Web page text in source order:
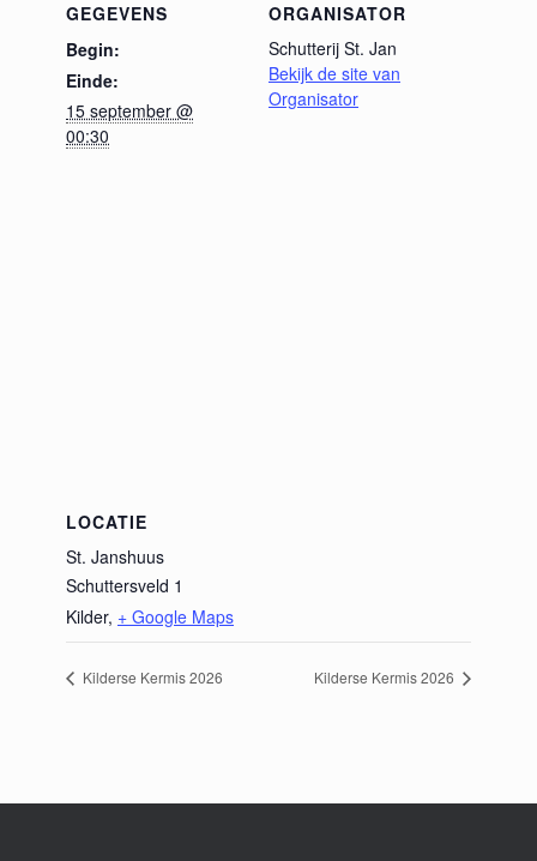
GEGEVENS
Begin:
Einde:
15 september @
00:30
ORGANISATOR
Schutterij St. Jan
Bekijk de site van
Organisator
LOCATIE
St. Janshuus
Schuttersveld 1
Kilder, + Google Maps
Kilderse Kermis 2026 Kilderse Kermis 2026